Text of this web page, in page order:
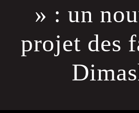
» : un
projet des